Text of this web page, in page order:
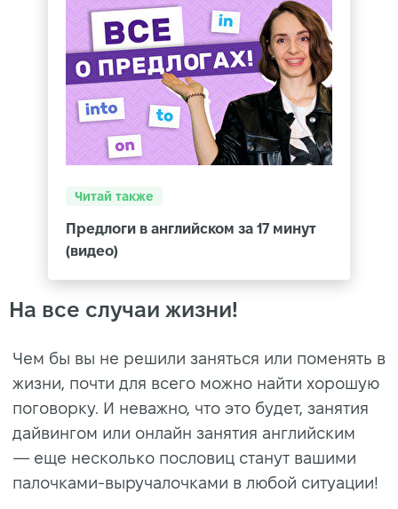
Читай также
Предлоги в английском за 17 минут
(видео)
На все случаи жизни!
Чем бы вы не решили заняться или поменять в
жизни, почти для всего можно найти хорошую
поговорку. И неважно, что это будет, занятия
дайвингом или онлайн занятия английским
— еще несколько пословиц станут вашими
палочками-выручалочками в любой ситуации!